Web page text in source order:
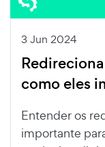
3 Jun 2024
como eles
Entender os
importante